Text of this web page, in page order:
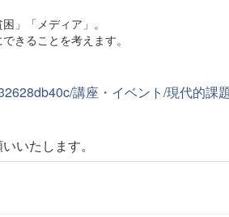
「メディア」。
ることを考えます。
講座・イベント/現代的課
いたします。